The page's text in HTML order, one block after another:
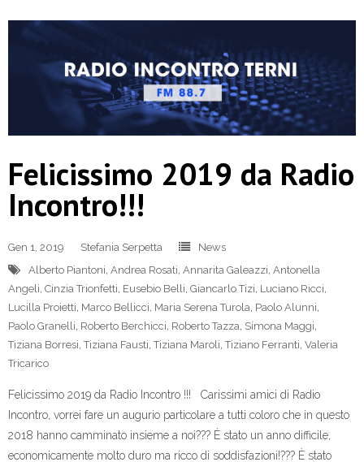
Felicissimo 2019 da Radio
Incontro!!!
Gen 1, 2019 Stefania Serpetta
News
Alberto Piantoni, Andrea Rosati, Annarita Galeazzi, Antonella
Angeli, Cinzia Trionfetti, Eusebio Belli, Giancarlo Tizi, Luciano Ricci,
Lucilla Proietti, Marco Bellicci, Maria Serena Turola, Paolo Alunni,
Paolo Granelli, Roberto Berchicci, Roberto Tazza, Simona Maggi,
Tiziana Borresi,Tiziana Fausti,Tiziana Maroli,Tiziano Ferranti, Valeria
Tricarico
Felicissimo 2019 da Radio Incontro !!! Carissimi amici di Radio
Incontro, vorrei fare un augurio particolare a tutti coloro che in questo
2018 hanno camminato insieme a noi??? È stato un anno difficile,
economicamente molto duro ma ricco di soddisfazioni!??? È stato